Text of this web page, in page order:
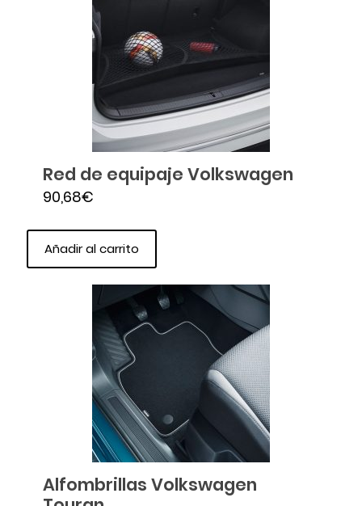
Red de equipaje Volkswagen
90,68€
Añadir al carrito
Alfombrillas Volkswagen